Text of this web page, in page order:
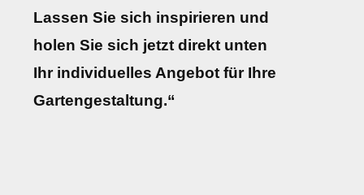
Lassen Sie sich inspirieren und
holen Sie sich jetzt direkt unten
Ihr individuelles Angebot für Ihre
Gartengestaltung.“